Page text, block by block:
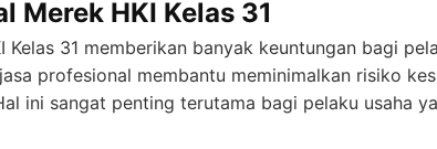
Merek HKI Kelas 31
31 memberikan banyak keuntungan bagi
profesional membantu meminimalkan risiko
ini sangat penting terutama bagi pelaku usaha